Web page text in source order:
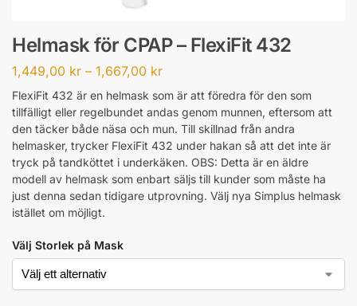
Helmask för CPAP – FlexiFit 432
1,449,00 kr – 1,667,00 kr
FlexiFit 432 är en helmask som är att föredra för den som
tillfälligt eller regelbundet andas genom munnen, eftersom att
den täcker både näsa och mun. Till skillnad från andra
helmasker, trycker FlexiFit 432 under hakan så att det inte är
tryck på tandköttet i underkäken. OBS: Detta är en äldre
modell av helmask som enbart säljs till kunder som måste ha
just denna sedan tidigare utprovning. Välj nya Simplus helmask
istället om möjligt.
Välj Storlek på Mask